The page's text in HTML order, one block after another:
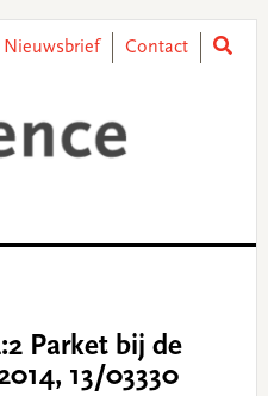
Nieuwsbrief Contact
Parket bij de
13/03330